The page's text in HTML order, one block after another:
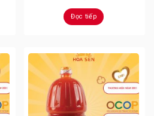
Đọc tiếp